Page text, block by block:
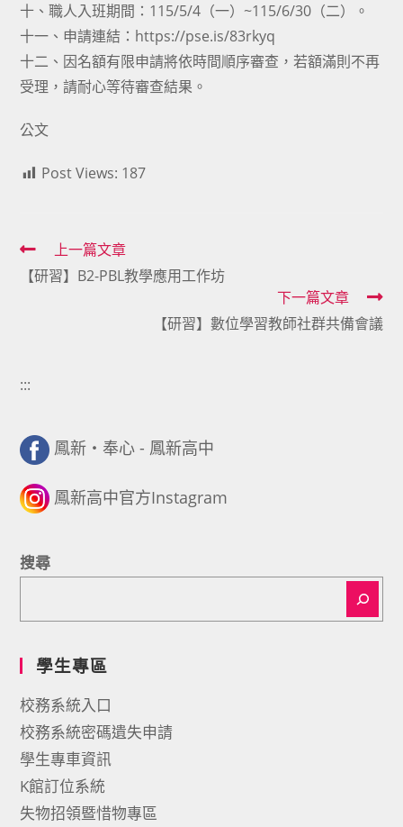
十、職人入班期間：115/5/4（一）~115/6/30（二）。
十一、申請連結：https://pse.is/83rkyq
十二、因名額有限申請將依時間順序審查，若額滿則不再
受理，請耐心等待審查結果。
公文
Post Views: 187
Read
more
上一篇文章
【研習】B2-PBL教學應用工作坊
下一篇文章
【研習】數位學習教師社群共備會議
:::
鳳新・奉心 - 鳳新高中
鳳新高中官方Instagram
搜尋
學生專區
校務系統入口
校務系統密碼遺失申請
學生專車資訊
K館訂位系統
失物招領暨惜物專區